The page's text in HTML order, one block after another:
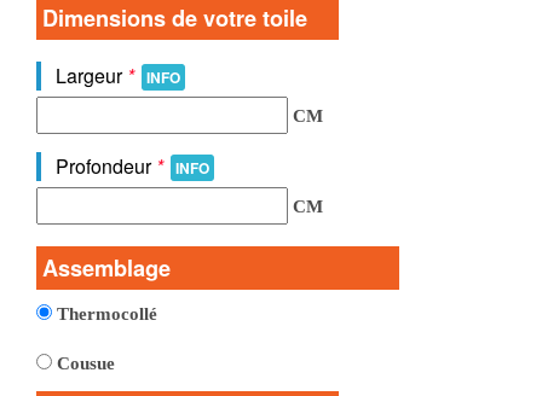
Dimensions de votre toile
Largeur * INFO
CM
Profondeur * INFO
CM
Assemblage
Thermocollé
Cousue